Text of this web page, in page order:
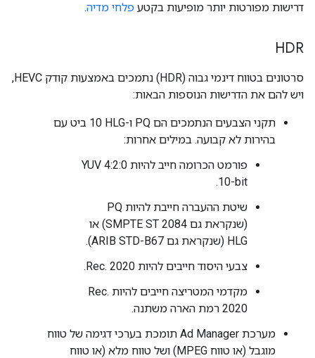
דרישות מפורטות יותר מופיעות בקטע פלחי מדיה.
HDR
סרטונים בטווח דינמי גבוה (HDR) נתמכים באמצעות קודק HEVC,
ויש להם את הדרישות הנוספות הבאות:
תקני הצבעים הנתמכים הם PQ ו-HLG‏ 10 ביט עם
בהירות לא קבועה. במילים אחרות:
פורמט הכרומה חייב להיות YUV 4:2:0
10-bit.
שיטת ההעברה חייבת להיות PQ
(שנקראת גם SMPTE ST 2084) או
HLG (שנקראת גם ARIB STD-B67).
צבעי היסוד חייבים להיות Rec. 2020.
מקדמי המטריצה חייבים להיות Rec.
2020 רמת הארה משתנה.
מערכת Ad Manager תומכת בערכי דגימה של טווח
מוגבל (או טווח MPEG) ושל טווח מלא (או טווח